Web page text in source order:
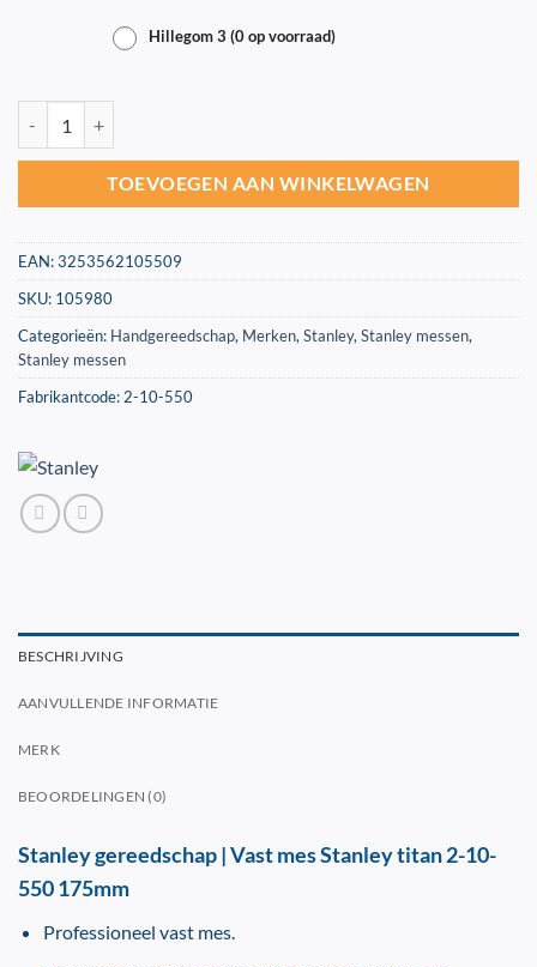
Hillegom 3 (0 op voorraad)
TOEVOEGEN AAN WINKELWAGEN
EAN:3253562105509
SKU: 105980
Categorieën: Handgereedschap, Merken, Stanley, Stanley messen,
Stanley messen
Fabrikantcode: 2-10-550
BESCHRIJVING
AANVULLENDE INFORMATIE
MERK
BEOORDELINGEN (0)
Stanley gereedschap | Vast mes Stanley titan 2-10-
550 175mm
Professioneel vast mes.